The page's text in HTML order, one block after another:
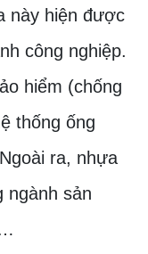
này hiện được
công nghiệp.
hiểm (chống
thống ống
ra, nhựa
ngành sản